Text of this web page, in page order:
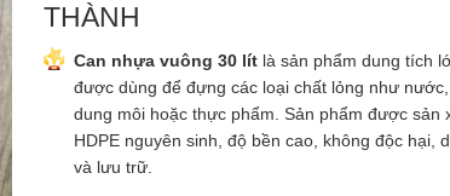
THÀNH
Can nhựa vuông 30 lítlà sản phẩm dung tích
được dùng để đựng các loại chất lỏng như nước,
dung môi hoặc thực phẩm. Sản phẩm được sản
HDPE nguyên sinh, độ bền cao, không độc hại,
và lưu trữ.